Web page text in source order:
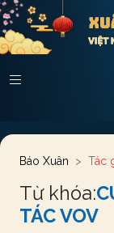
Báo Xuân Tác
Từ khóa:
TÁC VOV